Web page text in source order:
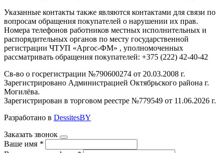
Указанные контакты также являются контактами для связи по
вопросам обращения покупателей о нарушении их прав.
Номера телефонов работников местных исполнительных и
распорядительных органов по месту государственной
регистрации ЧТУП «Аргос-ФМ» , уполномоченных
рассматривать обращения покупателей: +375 (222) 42-40-42
Св-во о госрегистрации №790600274 от 20.03.2008 г.
Зарегистрировано Администрацией Октябрьского района г.
Могилёва.
Зарегистрирован в торговом реестре №779549 от 11.06.2026 г.
Разработано в DessitesBY
Заказать звонок
Ваше имя *